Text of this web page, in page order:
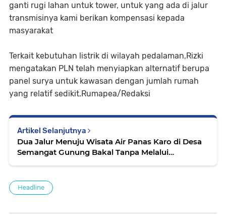
ganti rugi lahan untuk tower, untuk yang ada di jalur
transmisinya kami berikan kompensasi kepada
masyarakat
Terkait kebutuhan listrik di wilayah pedalaman,Rizki
mengatakan PLN telah menyiapkan alternatif berupa
panel surya untuk kawasan dengan jumlah rumah
yang relatif sedikit.Rumapea/Redaksi
Artikel Selanjutnya
Dua Jalur Menuju Wisata Air Panas Karo di Desa
Semangat Gunung Bakal Tanpa Melalui
Headline